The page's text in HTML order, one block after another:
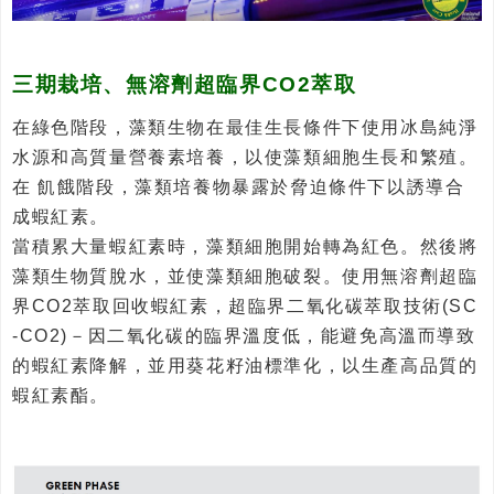
三期栽培、無溶劑超臨界CO2萃取
在綠色階段，藻類生物在最佳生長條件下使用冰島純淨
水源和高質量營養素培養，以使藻類細胞生長和繁殖。
在 飢餓階段，藻類培養物暴露於脅迫條件下以誘導合
成蝦紅素。
當積累大量蝦紅素時，藻類細胞開始轉為紅色。然後將
藻類生物質脫水，並使藻類細胞破裂。使用無溶劑超臨
界CO2萃取回收蝦紅素，超臨界二氧化碳萃取技術(SC
-CO2)－因二氧化碳的臨界溫度低，能避免高溫而導致
的蝦紅素降解，並用葵花籽油標準化，以生產高品質的
蝦紅素酯。